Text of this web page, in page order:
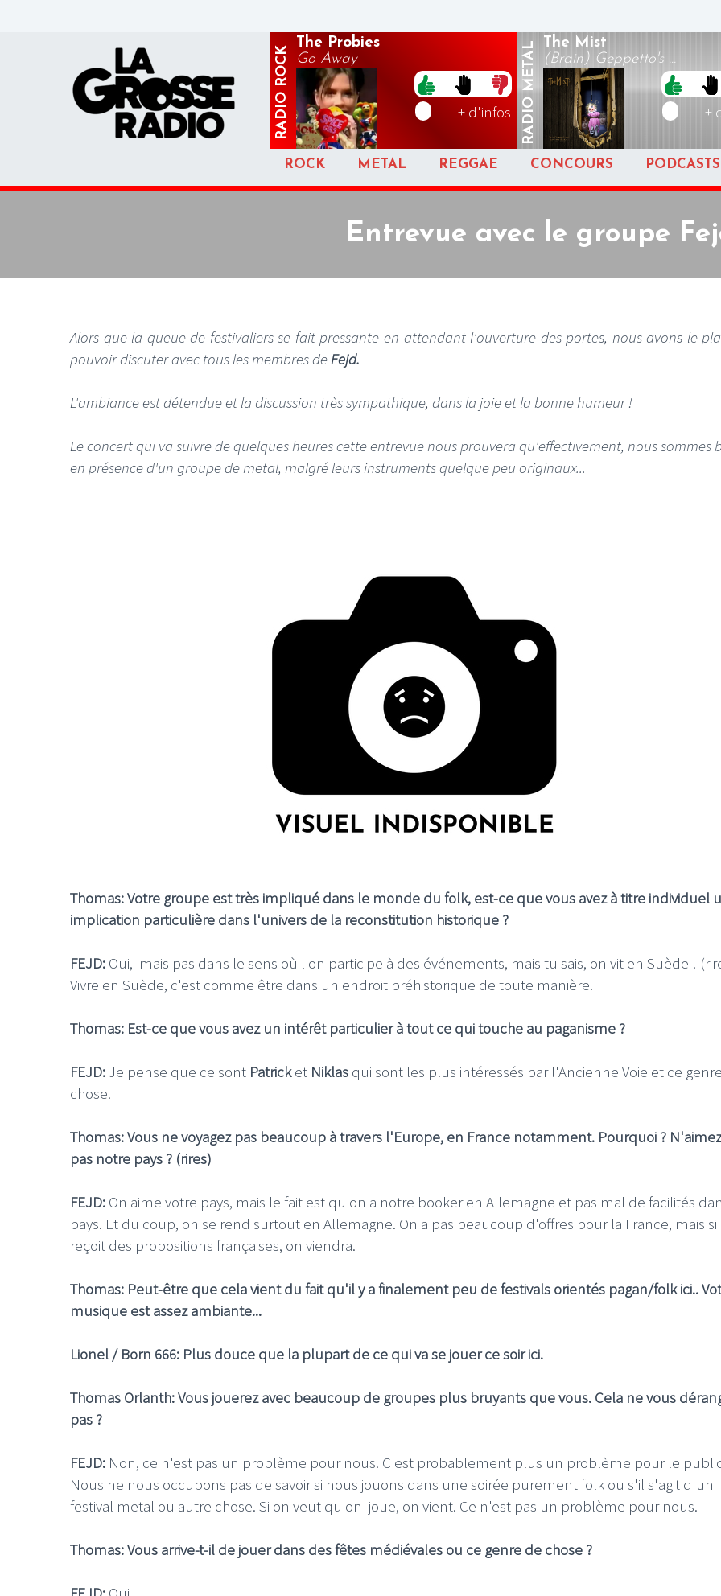
RADIO
ROCK
The Probies
Go Away
+ d'infos RADIO
METAL
The Mist
(Brain) Geppetto's ...
+
ROCK METAL REGGAE CONCOURS PODCASTS
Entrevue avec le groupe
Alors que la queue de festivaliers se fait pressante en attendant l'ouverture des portes, nous avons le
pouvoir discuter avec tous les membres deFejd.
L'ambiance est détendue et la discussion très sympathique, dans la joie et la bonne humeur !
Le concert qui va suivre de quelques heures cette entrevue nous prouvera qu'effectivement, nous sommes
en présence d'un groupe de metal, malgré leurs instruments quelque peu originaux...
Thomas: Votre groupe est très impliqué dans le monde du folk, est-ce que vous avez à titre individuel
implication particulière dans l'univers de la reconstitution historique ?
FEJD: Oui, mais pas dans le sens où l'on participe à des événements, mais tu sais, on vit en Suède !
Vivre en Suède, c'est comme être dans un endroit préhistorique de toute manière.
Thomas: Est-ce que vous avez un intérêt particulier à tout ce qui touche au paganisme ?
FEJD: Je pense que ce sont Patricket Niklas qui sont les plus intéressés par l'Ancienne Voie et ce
chose.
Thomas: Vous ne voyagez pas beaucoup à travers l'Europe, en France notamment. Pourquoi ?
pas notre pays ? (rires)
FEJD: On aime votre pays, mais le fait est qu'on a notre booker en Allemagne et pas mal de facilités
pays. Et du coup, on se rend surtout en Allemagne. On a pas beaucoup d'offres pour la France, mais si
reçoit des propositions françaises, on viendra.
Thomas: Peut-être que cela vient du fait qu'il y a finalement peu de festivals orientés pagan/folk ici..
musique est assez ambiante...
Lionel / Born 666: Plus douce que la plupart de ce qui va se jouer ce soir ici.
Thomas Orlanth: Vous jouerez avec beaucoup de groupes plus bruyants que vous. Cela ne vous
pas ?
FEJD: Non, ce n'est pas un problème pour nous. C'est probablement plus un problème pour le
Nous ne nous occupons pas de savoir si nous jouons dans une soirée purement folk ou s'il s'agit d'un
festival metal ou autre chose. Si on veut qu'on joue, on vient. Ce n'est pas un problème pour nous.
Thomas: Vous arrive-t-il de jouer dans des fêtes médiévales ou ce genre de chose ?
LE GROS RIFFIFI –
Christmas Riffifi 2025 !!!
LE GROS RIFFIFI
LE GROS RIFFIFI – Surfin’
LE GROS
LE